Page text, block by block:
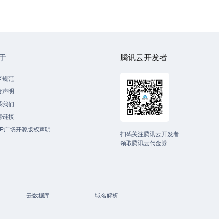
规范
声明
我们
链接
广场开源版权声明
腾讯云开发者
扫码关注腾讯云开发者
领取腾讯云代金券
云数据库 域名解析